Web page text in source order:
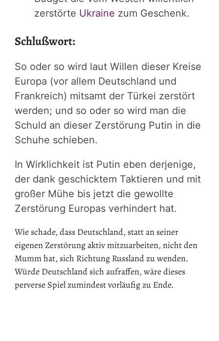
zerstörte Ukraine zum Geschenk.
Schlußwort:
So oder so wird laut Willen dieser Kreise
Europa (vor allem Deutschland und
Frankreich) mitsamt der Türkei zerstört
werden; und so oder so wird man die
Schuld an dieser Zerstörung Putin in die
Schuhe schieben.
In Wirklichkeit ist Putin eben derjenige,
der dank geschicktem Taktieren und mit
großer Mühe bis jetzt die gewollte
Zerstörung Europas verhindert hat.
Wie schade, dass Deutschland, statt an seiner
eigenen Zerstörung aktiv mitzuarbeiten, nicht den
Mumm hat, sich Richtung Russland zu wenden.
Würde Deutschland sich aufraffen, wäre dieses
perverse Spiel zumindest vorläufig zu Ende.